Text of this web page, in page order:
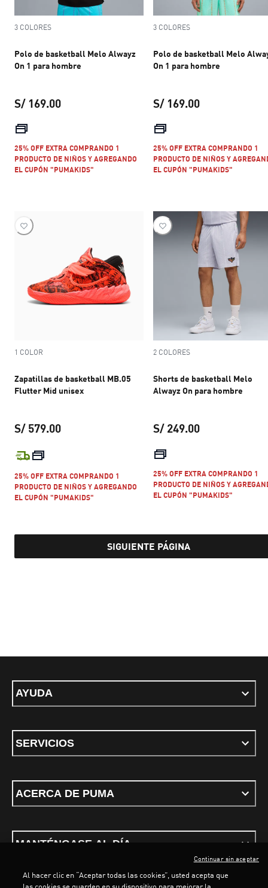
3 COLORES
Polo de basketball Melo Alwayz
On 1 para hombre
S/ 169.00
precio actual S/ 169.00
25% OFF EXTRA COMPRANDO 1
PRODUCTO DE NIÑOS Y AGREGANDO
EL CUPÓN "PUMAKIDS"
3 COLORES
Polo de basketball Melo
On 1 para hombre
S/ 169.00
25% OFF EXTRA COMPRANDO 1
PRODUCTO DE NIÑOS Y
EL CUPÓN "PUMAKIDS"
1 COLOR
Zapatillas de basketball MB.05
Flutter Mid unisex
S/ 579.00
precio actual S/ 579.00
25% OFF EXTRA COMPRANDO 1
PRODUCTO DE NIÑOS Y AGREGANDO
EL CUPÓN "PUMAKIDS"
2 COLORES
Shorts de basketball Melo
Alwayz On para hombre
S/ 249.00
25% OFF EXTRA COMPRANDO 1
PRODUCTO DE NIÑOS Y
EL CUPÓN "PUMAKIDS"
SIGUIENTE PÁGINA
AYUDA
SERVICIOS
ACERCA DE PUMA
MANTÉNGASE AL DÍA
Al hacer clic en “Aceptar todas las cookies”, usted acepta que
Continuar sin aceptar